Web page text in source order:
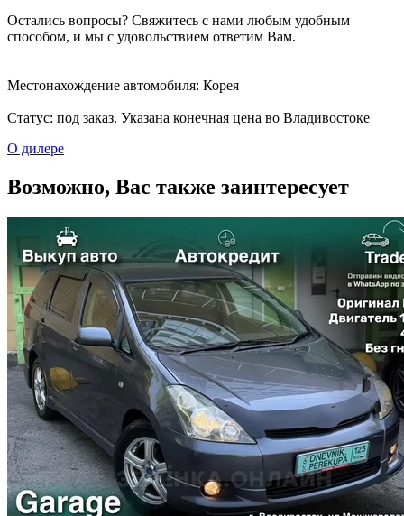
Остались вопросы? Свяжитесь с нами любым удобным
способом, и мы с удовольствием ответим Вам.
Местонахождение автомобиля: Корея
Статус: под заказ. Указана конечная цена во Владивостоке
О дилере
Возможно, Вас также заинтересует